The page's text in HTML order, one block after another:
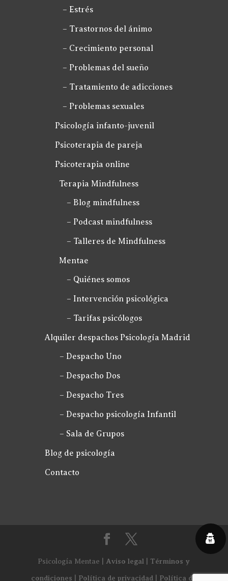
– Estrés
– Trastornos del ánimo
– Crecimiento personal
– Problemas del sueño
– Tratamiento de adicciones
– Problemas sexuales
Psicología infanto-juvenil
Psicoterapia de pareja
Psicoterapia online
Terapia Mindfulness
– Blog mindfulness
– Podcast mindfulness
– Talleres de Mindfulness
Mentae
– Quiénes somos
– Intervención psicológica
– Tarifas psicólogos
Alquiler despachos Psicología Madrid
– Despacho Uno
– Despacho Dos
– Despacho Tres
– Despacho psicología Infantil
– Sala de Grupos
Blog de psicología
Contacto
Psicología Mentae | Aviso legal |Términos y
condiciones Política de privacidad Política de